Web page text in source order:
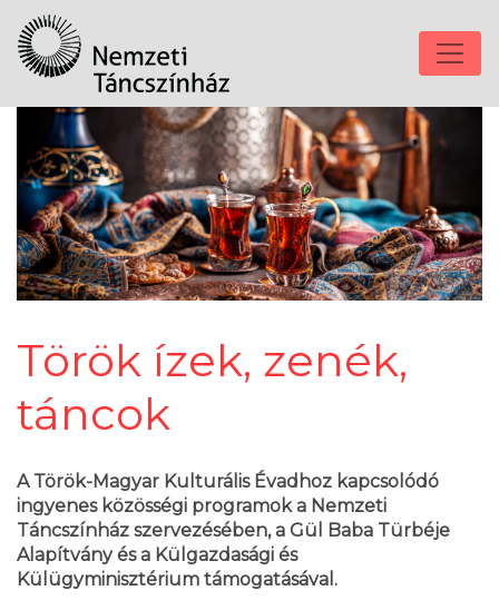
Török ízek, zenék,
táncok
A Török-Magyar Kulturális Évadhoz kapcsolódó
ingyenes közösségi programok a Nemzeti
Táncszínház szervezésében, a Gül Baba Türbéje
Alapítvány és a Külgazdasági és
Külügyminisztérium támogatásával.